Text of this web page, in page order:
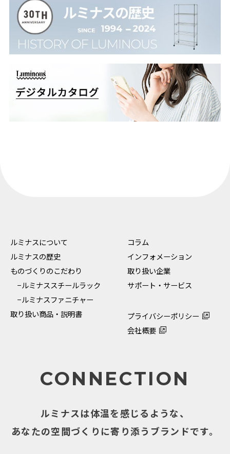
ルミナスについて
ルミナスの歴史
ものづくりのこだわり
−ルミナススチールラック
−ルミナスファニチャー
取り扱い商品・説明書
コラム
インフォメーション
取り扱い企業
サポート・サービス
プライバシーポリシー
会社概要
CONNECTION
ルミナスは体温を感じるような、
あなたの空間づくりに寄り添うブランドです。